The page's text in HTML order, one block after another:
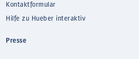
Kontaktformular
Hilfe zu Hueber interaktiv
Presse